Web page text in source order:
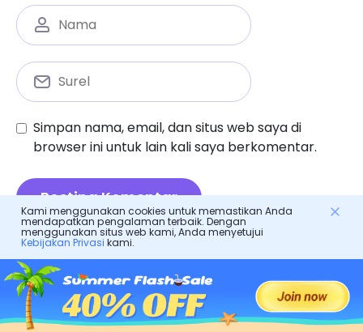
Simpan nama, email, dan situs web saya di
browser ini untuk lain kali saya berkomentar.
Bimbingan orang tua
Cara membuka kunci iphone tanpa kode sandi:
panduan orang tua
Kami menggunakan cookies untuk memastikan Anda
mendapatkan pengalaman terbaik. Dengan
menggunakan situs web kami, Anda menyetujui
Kebijakan Privasi kami.